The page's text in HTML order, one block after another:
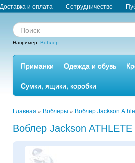
Доставка и оплата Сотрудничество
Например, Воблер
Приманки Одежда и обувь
Сумки, ящики, коробки
Главная » Воблеры » Воблер Jackson
Воблер Jackson